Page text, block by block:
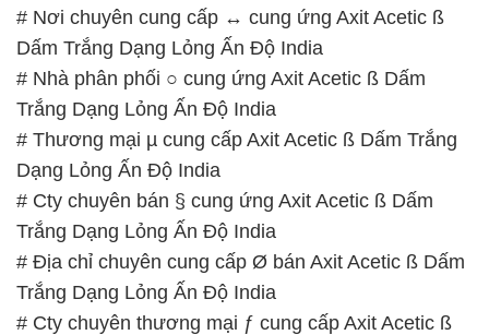
# Nơi chuyên cung cấp ↔ cung ứng Axit Acetic ß
Dấm Trắng Dạng Lỏng Ấn Độ India
# Nhà phân phối ○ cung ứng Axit Acetic ß Dấm
Trắng Dạng Lỏng Ấn Độ India
# Thương mại µ cung cấp Axit Acetic ß Dấm Trắng
Dạng Lỏng Ấn Độ India
# Cty chuyên bán § cung ứng Axit Acetic ß Dấm
Trắng Dạng Lỏng Ấn Độ India
# Địa chỉ chuyên cung cấp Ø bán Axit Acetic ß Dấm
Trắng Dạng Lỏng Ấn Độ India
# Cty chuyên thương mại ƒ cung cấp Axit Acetic ß